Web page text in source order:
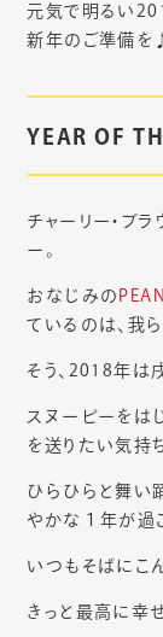
元気で明るい
新年のご準備を
YEAR OF
チャーリー・ブラ
ー。
おなじみの
ているのは、我ら
そう、2018年は
スヌーピーをは
を送りたい気持
ひらひらと舞い
やかな１年が過
いつもそばにこ
きっと最高に幸せ